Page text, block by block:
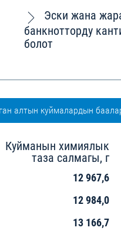
Эски жана
банкнотторду
болот
алтын куймалардын
Куйманын химиялык
таза салмагы, г
12 967,6
12 984,0
13 166,7